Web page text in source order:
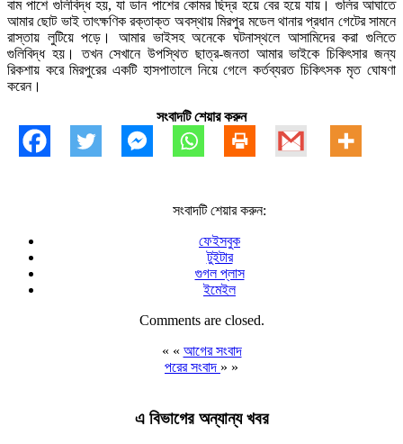
বাম পাশে গুলিবিদ্ধ হয়, যা ডান পাশের কোমর ছিদ্র হয়ে বের হয়ে যায়। গুলির আঘাতে
আমার ছোট ভাই তাৎক্ষণিক রক্তাক্ত অবস্থায় মিরপুর মডেল থানার প্রধান গেটের সামনে
রাস্তায় লুটিয়ে পড়ে। আমার ভাইসহ অনেকে ঘটনাস্থলে আসামিদের করা গুলিতে
গুলিবিদ্ধ হয়। তখন সেখানে উপস্থিত ছাত্র-জনতা আমার ভাইকে চিকিৎসার জন্য
রিকশায় করে মিরপুরের একটি হাসপাতালে নিয়ে গেলে কর্তব্যরত চিকিৎসক মৃত ঘোষণা
করেন।
সংবাদটি শেয়ার করুন
সংবাদটি শেয়ার করুন:
ফেইসবুক
টুইটার
গুগল প্লাস
ইমেইল
Comments are closed.
« « আগের সংবাদ
পরের সংবাদ » »
এ বিভাগের অন্যান্য খবর